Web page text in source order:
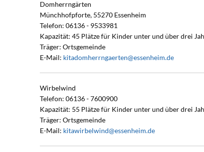
Domherrngärten
Münchhofpforte, 55270 Essenheim
Telefon: 06136 - 9533981
Kapazität: 45 Plätze für Kinder unter und über drei
Träger: Ortsgemeinde
E-Mail: kitadomherrngaerten@essenheim.de
Wirbelwind
Telefon: 06136 - 7600900
Kapazität: 55 Plätze für Kinder unter und über drei
Träger: Ortsgemeinde
E-Mail: kitawirbelwind@essenheim.de